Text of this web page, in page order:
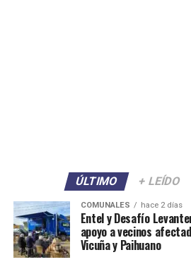
ÚLTIMO + LEÍDO
COMUNALES hace 2 días
Entel y Desafío
apoyo a vecinos
Vicuña y Paihuano